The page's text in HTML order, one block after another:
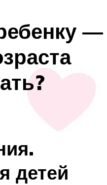
—
детей